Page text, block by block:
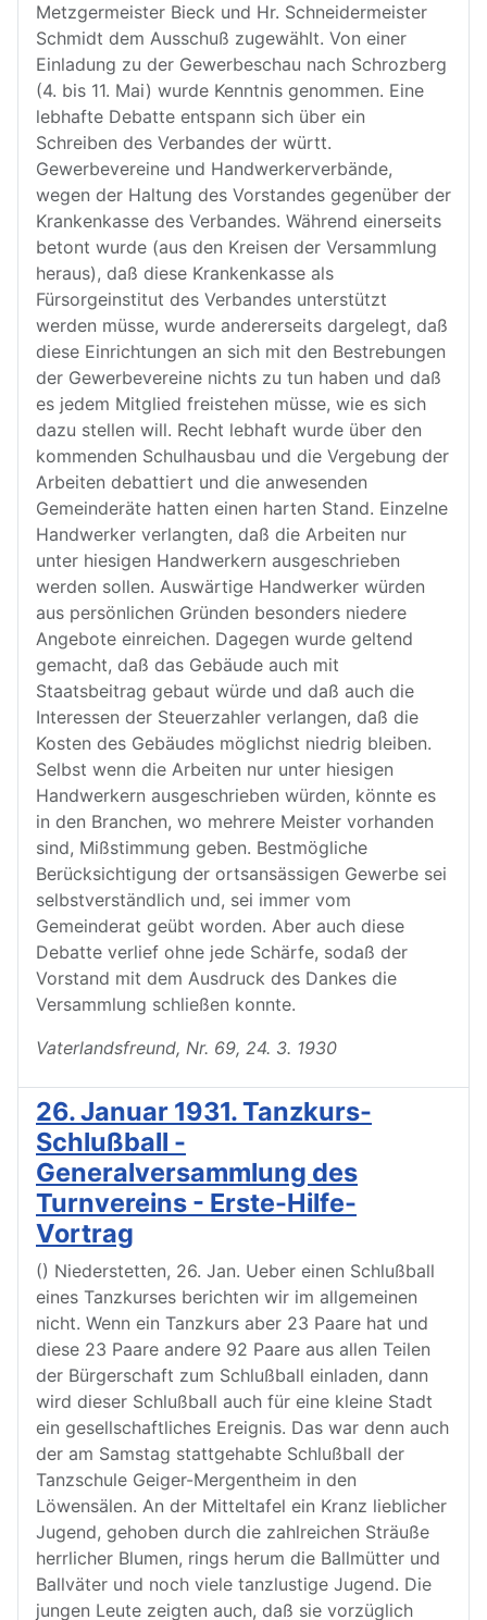
Metzgermeister Bieck und Hr. Schneidermeister
Schmidt dem Ausschuß zugewählt. Von einer
Einladung zu der Gewerbeschau nach Schrozberg
(4. bis 11. Mai) wurde Kenntnis genommen. Eine
lebhafte Debatte entspann sich über ein
Schreiben des Verbandes der württ.
Gewerbevereine und Handwerkerverbände,
wegen der Haltung des Vorstandes gegenüber der
Krankenkasse des Verbandes. Während einerseits
betont wurde (aus den Kreisen der Versammlung
heraus), daß diese Krankenkasse als
Fürsorgeinstitut des Verbandes unterstützt
werden müsse, wurde andererseits dargelegt, daß
diese Einrichtungen an sich mit den Bestrebungen
der Gewerbevereine nichts zu tun haben und daß
es jedem Mitglied freistehen müsse, wie es sich
dazu stellen will. Recht lebhaft wurde über den
kommenden Schulhausbau und die Vergebung der
Arbeiten debattiert und die anwesenden
Gemeinderäte hatten einen harten Stand. Einzelne
Handwerker verlangten, daß die Arbeiten nur
unter hiesigen Handwerkern ausgeschrieben
werden sollen. Auswärtige Handwerker würden
aus persönlichen Gründen besonders niedere
Angebote einreichen. Dagegen wurde geltend
gemacht, daß das Gebäude auch mit
Staatsbeitrag gebaut würde und daß auch die
Interessen der Steuerzahler verlangen, daß die
Kosten des Gebäudes möglichst niedrig bleiben.
Selbst wenn die Arbeiten nur unter hiesigen
Handwerkern ausgeschrieben würden, könnte es
in den Branchen, wo mehrere Meister vorhanden
sind, Mißstimmung geben. Bestmögliche
Berücksichtigung der ortsansässigen Gewerbe sei
selbstverständlich und, sei immer vom
Gemeinderat geübt worden. Aber auch diese
Debatte verlief ohne jede Schärfe, sodaß der
Vorstand mit dem Ausdruck des Dankes die
Versammlung schließen konnte.
Vaterlandsfreund, Nr. 69, 24. 3. 1930
26. Januar 1931. Tanzkurs-
Schlußball -
Generalversammlung des
Turnvereins - Erste-Hilfe-
Vortrag
() Niederstetten, 26. Jan. Ueber einen Schlußball
eines Tanzkurses berichten wir im allgemeinen
nicht. Wenn ein Tanzkurs aber 23 Paare hat und
diese 23 Paare andere 92 Paare aus allen Teilen
der Bürgerschaft zum Schlußball einladen, dann
wird dieser Schlußball auch für eine kleine Stadt
ein gesellschaftliches Ereignis. Das war denn auch
der am Samstag stattgehabte Schlußball der
Tanzschule Geiger-Mergentheim in den
Löwensälen. An der Mitteltafel ein Kranz lieblicher
Jugend, gehoben durch die zahlreichen Sträuße
herrlicher Blumen, rings herum die Ballmütter und
Ballväter und noch viele tanzlustige Jugend. Die
jungen Leute zeigten auch, daß sie vorzüglich